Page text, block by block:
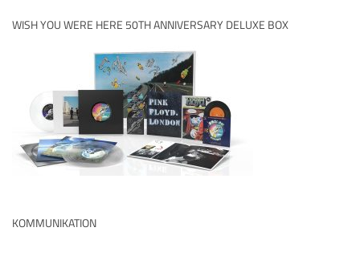
WISH YOU WERE HERE 50TH ANNIVERSARY DELUXE BOX
KOMMUNIKATION